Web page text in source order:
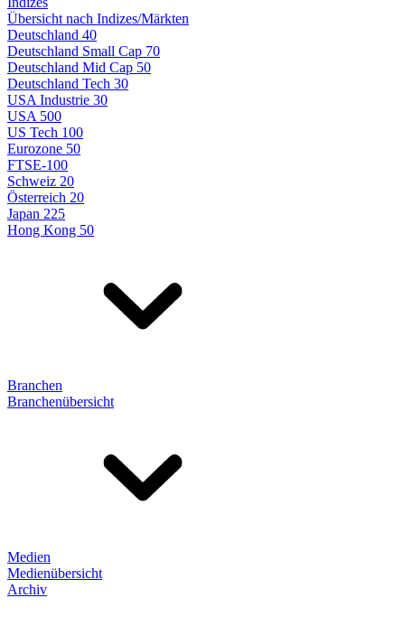
Übersicht nach Indizes/Märkten
Deutschland 40
Deutschland Small Cap 70
Deutschland Mid Cap 50
Deutschland Tech 30
USA Industrie 30
USA 500
US Tech 100
Eurozone 50
FTSE-100
Schweiz 20
Österreich 20
Japan 225
Hong Kong 50
Branchen
Branchenübersicht
Medien
Medienübersicht
Archiv